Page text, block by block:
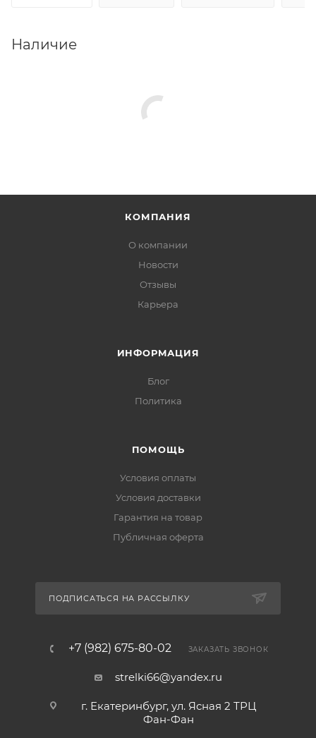
Наличие
КОМПАНИЯ
О компании
Новости
Отзывы
Карьера
ИНФОРМАЦИЯ
Блог
Политика
ПОМОЩЬ
Условия оплаты
Условия доставки
Гарантия на товар
Публичная оферта
ПОДПИСАТЬСЯ НА РАССЫЛКУ
+7 (982) 675-80-02 ЗАКАЗАТЬ ЗВОНОК
strelki66@yandex.ru
г. Екатеринбург, ул. Ясная 2 ТРЦ
Фан-Фан